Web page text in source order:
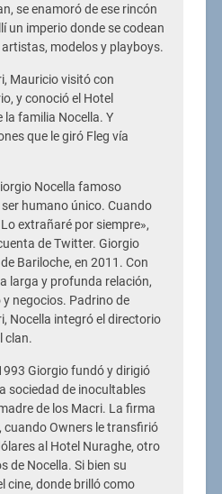
se enamoró de ese rincón
un imperio donde se codean
modelos y playboys.
Mauricio visitó con
y conoció el Hotel
la familia Nocella. Y
que le giró Fleg vía
Nocella famoso
humano único. Cuando
extrañaré por siempre»,
de Twitter. Giorgio
Bariloche, en 2011. Con
larga y profunda relación,
negocios. Padrino de
Nocella integró el directorio
clan.
Giorgio fundó y dirigió
sociedad de inocultables
de los Macri. La firma
cuando Owners le transfirió
al Hotel Nuraghe, otro
de Nocella. Si bien su
cine, donde brilló como